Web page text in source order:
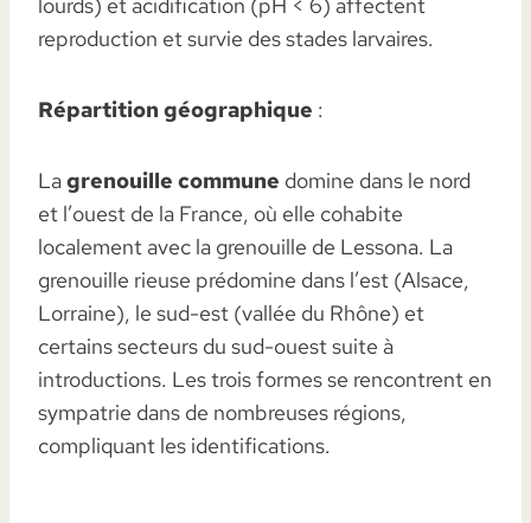
reproduction et survie des stades larvaires.
Répartition géographique :
Lagrenouille commune domine dans le nord
et l’ouest de la France, où elle cohabite
localement avec la grenouille de Lessona. La
grenouille rieuse prédomine dans l’est (Alsace,
Lorraine), le sud-est (vallée du Rhône) et
certains secteurs du sud-ouest suite à
introductions. Les trois formes se rencontrent en
sympatrie dans de nombreuses régions,
compliquant les identifications.